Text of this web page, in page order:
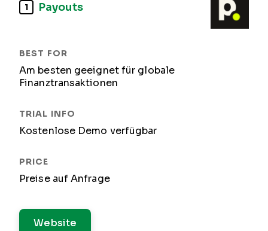
1 Payouts
Am besten geeignet für globale
Finanztransaktionen
Kostenlose Demo verfügbar
Preise auf Anfrage
Website